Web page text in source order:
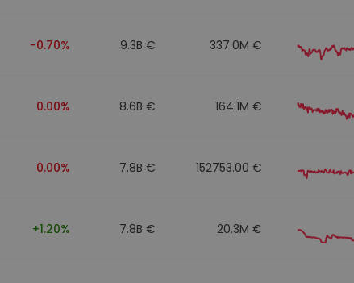
-0.70% 9.3B € 337.0M €
0.00% 8.6B € 164.1M €
0.00% 7.8B € 152753.00 €
+1.20% 7.8B € 20.3M €